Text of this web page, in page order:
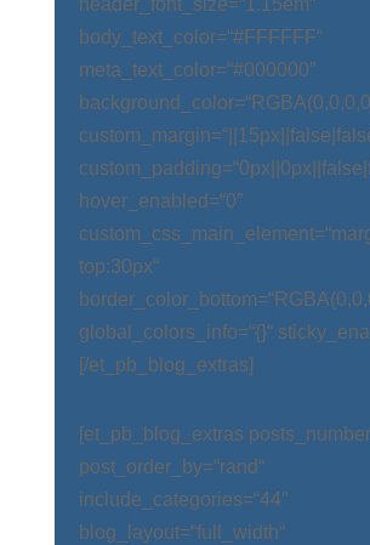
header_font_size=“1.15em“
body_text_color=“#FFFFFF“
meta_text_color=“#000000″
hover_enabled=“0″
top:30px“
global_colors_info=“{}“
[/et_pb_blog_extras]
[et_pb_blog_extras
post_order_by=“rand“
include_categories=“44″
blog_layout=“full_width“